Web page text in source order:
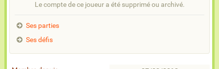
Le compte de ce joueur a été supprimé ou archivé.
Ses parties
Ses défis